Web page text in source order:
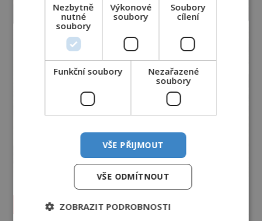
Vesmír a technologie
Nezbytně
nutné
soubory
Výkonové
soubory
Soubory
cílení
Funkční soubory
Nezařazené
soubory
VŠE PŘIJMOUT
VŠE ODMÍTNOUT
ZOBRAZIT PODROBNOSTI